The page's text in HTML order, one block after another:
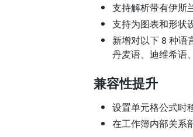
支持解析带有伊斯
支持为图表和形状
新增对以下 8 种语
丹麦语、迪维希语
兼容性提升
设置单元格公式时
在工作簿内部关系